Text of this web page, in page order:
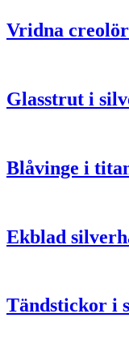
Vridna
Glasstrut i
Blåvinge i
Ekblad
Tändstickor i